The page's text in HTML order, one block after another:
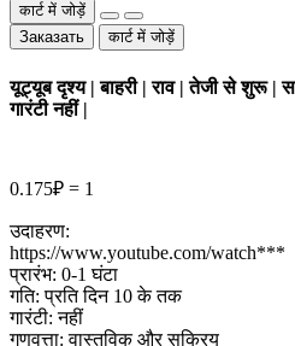
कार्ट में जोड़ें
Заказать
कार्ट में जोड़ें
यूट्यूब दृश्य | बाहरी | राव | तेजी से शुरू |
गारंटी नहीं |
0.175₽ = 1
उदाहरण:
https://www.youtube.com/watch***
प्रारंभ: 0-1 घंटा
गति: प्रति दिन 10 के तक
गारंटी: नहीं
गुणवत्ता: वास्तविक और सक्रिय